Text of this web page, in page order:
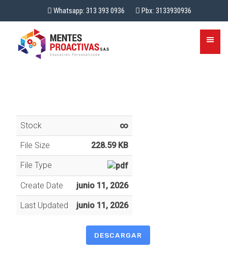
Whatsapp: 313 393 0936 Pbx: 3133930936
Stock ∞
File Size 228.59 KB
File Type
Create Date junio 11, 2026
Last Updated junio 11, 2026
DESCARGAR